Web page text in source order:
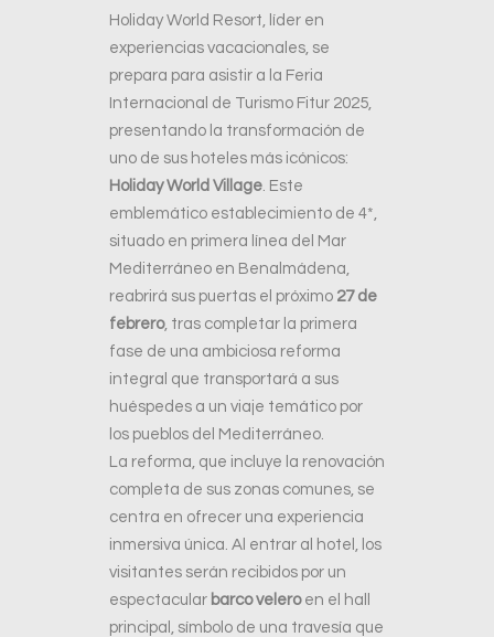
Holiday World Resort, líder en
experiencias vacacionales, se
prepara para asistir a la Feria
Internacional de Turismo Fitur 2025,
presentando la transformación de
uno de sus hoteles más icónicos:
Holiday World Village . Este
emblemático establecimiento de 4*,
situado en primera línea del Mar
Mediterráneo en Benalmádena,
reabrirá sus puertas el próximo 27 de
febrero, tras completar la primera
fase de una ambiciosa reforma
integral que transportará a sus
huéspedes a un viaje temático por
los pueblos del Mediterráneo.
La reforma, que incluye la renovación
completa de sus zonas comunes, se
centra en ofrecer una experiencia
inmersiva única. Al entrar al hotel, los
visitantes serán recibidos por un
espectacular barco velero en el hall
principal, símbolo de una travesía que